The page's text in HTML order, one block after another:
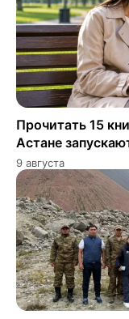
Прочитать 15
Астане
9 августа